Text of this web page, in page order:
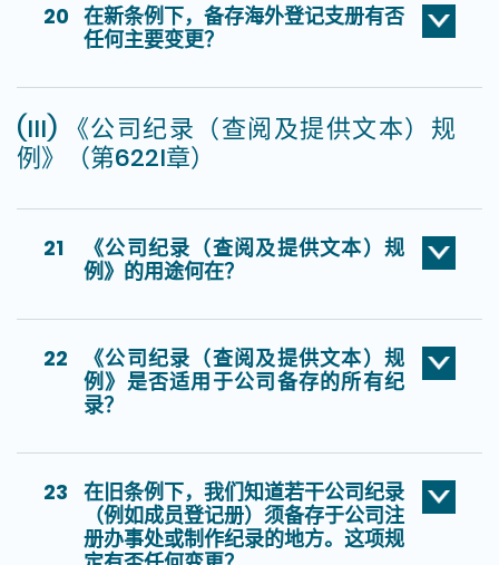
20 在新条例下，备存海外登记支册有否
任何主要变更？
(III) 《公司纪录（查阅及提供文本）规
例》（第622I章）
21
《公司纪录（查阅及提供文本）规
例》的用途何在？
22
《公司纪录（查阅及提供文本）规
例》是否适用于公司备存的所有纪
录？
23 在旧条例下，我们知道若干公司纪录
（例如成员登记册）须备存于公司注
册办事处或制作纪录的地方。这项规